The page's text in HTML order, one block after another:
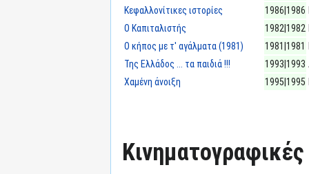
Κεφαλλονίτικες ιστορίες
1986|1986
Ο Καπιταλιστής
1982|1982
Ο κήπος με τ' αγάλματα (1981)
1981|1981
Της Ελλάδος ... τα παιδιά !!!
1993|1993
Χαμένη άνοιξη
1995|1995
Κινηματογραφικές